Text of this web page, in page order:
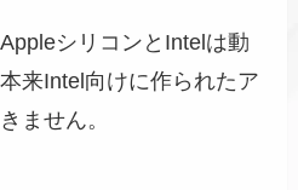
シリコンとIntelは動
来Intel向けに作られたア
ません。